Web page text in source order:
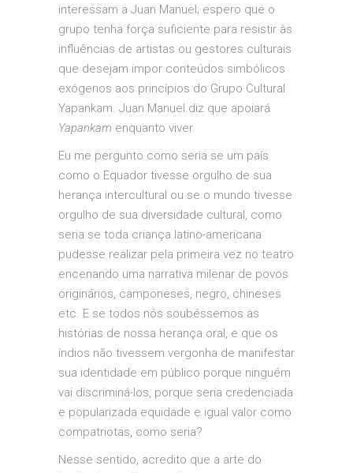
interessam a Juan Manuel; espero que o
grupo tenha força suficiente para resistir às
influências de artistas ou gestores culturais
que desejam impor conteúdos simbólicos
exógenos aos princípios do Grupo Cultural
Yapankam. Juan Manuel diz que apoiará
Yapankam enquanto viver.
Eu me pergunto como seria se um país
como o Equador tivesse orgulho de sua
herança intercultural ou se o mundo tivesse
orgulho de sua diversidade cultural, como
seria se toda criança latino-americana
pudesse realizar pela primeira vez no teatro
encenando uma narrativa milenar de povos
originários, camponeses, negro, chineses
etc. E se todos nós soubéssemos as
histórias de nossa herança oral, e que os
índios não tivessem vergonha de manifestar
sua identidade em público porque ninguém
vai discriminá-los, porque seria credenciada
e popularizada equidade e igual valor como
compatriotas, como seria?
Nesse sentido, acredito que a arte do